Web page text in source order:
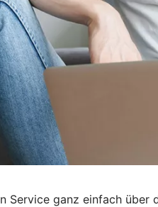
Service ganz einfach